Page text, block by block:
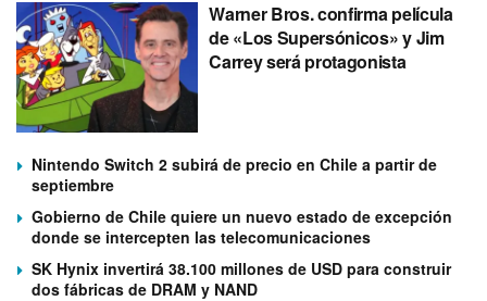
Warner Bros. confirma película
de «Los Supersónicos» y Jim
Carrey será protagonista
Nintendo Switch 2 subirá de precio en Chile a partir de
septiembre
Gobierno de Chile quiere un nuevo estado de excepción
donde se intercepten las telecomunicaciones
SK Hynix invertirá 38.100 millones de USD para construir
dos fábricas de DRAM y NAND